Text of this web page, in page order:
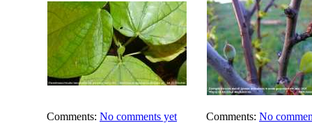
Comments: No comments yet Comments: No